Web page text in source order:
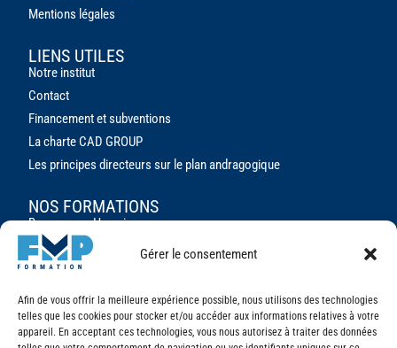
Gérer le consentement
Afin de vous offrir la meilleure expérience possible, nous utilisons des technologies
telles que les cookies pour stocker et/ou accéder aux informations relatives à votre
appareil. En acceptant ces technologies, vous nous autorisez à traiter des données
Mentions légales
LIENS UTILES
Notre institut
Contact
Financement et subventions
La charte CAD GROUP
Les principes directeurs sur le plan andragogique
NOS FORMATIONS
Ressources Humaines
Assistant/e de direction
Marketing Digital
Formations sur mesure pour les entreprises